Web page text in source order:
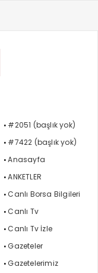
#2051 (başlık yok)
#7422 (başlık yok)
Anasayfa
ANKETLER
Canlı Borsa Bilgileri
Canlı Tv
Canlı Tv İzle
Gazeteler
Gazetelerimiz